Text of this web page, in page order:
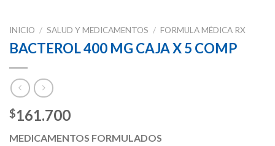
INICIO / SALUD Y MEDICAMENTOS / FORMULA MÉDICA RX
BACTEROL 400 MG CAJA X 5 COMP
$161.700
MEDICAMENTOS FORMULADOS